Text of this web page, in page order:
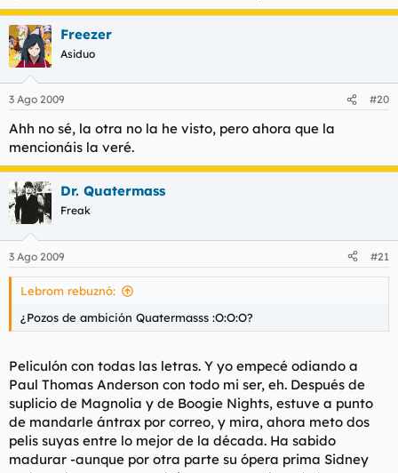
Freezer
Asiduo
3 Ago 2009 #20
Ahh no sé, la otra no la he visto, pero ahora que la
mencionáis la veré.
Dr. Quatermass
Freak
3 Ago 2009 #21
Lebrom rebuznó:
¿Pozos de ambición Quatermasss :O:O:O?
Peliculón con todas las letras. Y yo empecé odiando a
Paul Thomas Anderson con todo mi ser, eh. Después de
suplicio de Magnolia y de Boogie Nights, estuve a punto
de mandarle ántrax por correo, y mira, ahora meto dos
pelis suyas entre lo mejor de la década. Ha sabido
madurar -aunque por otra parte su ópera prima Sidney